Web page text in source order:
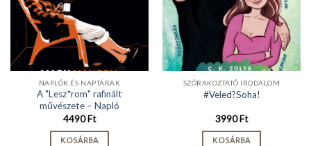
NAPLÓK ÉS NAPTÁRAK
A "Lesz*rom" rafinált
művészete – Napló
4490Ft
KOSÁRBA
SZÓRAKOZTATÓ IRODALOM
#Veled?Soha!
3990Ft
KOSÁRBA